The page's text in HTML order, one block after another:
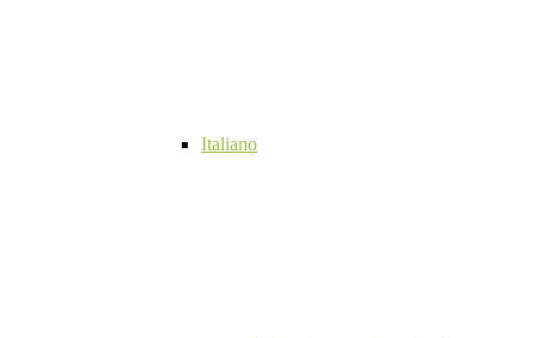
Italiano